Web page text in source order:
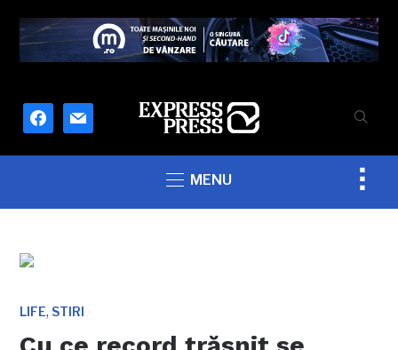
facebook
mail
MENU
LIFE, STIRI